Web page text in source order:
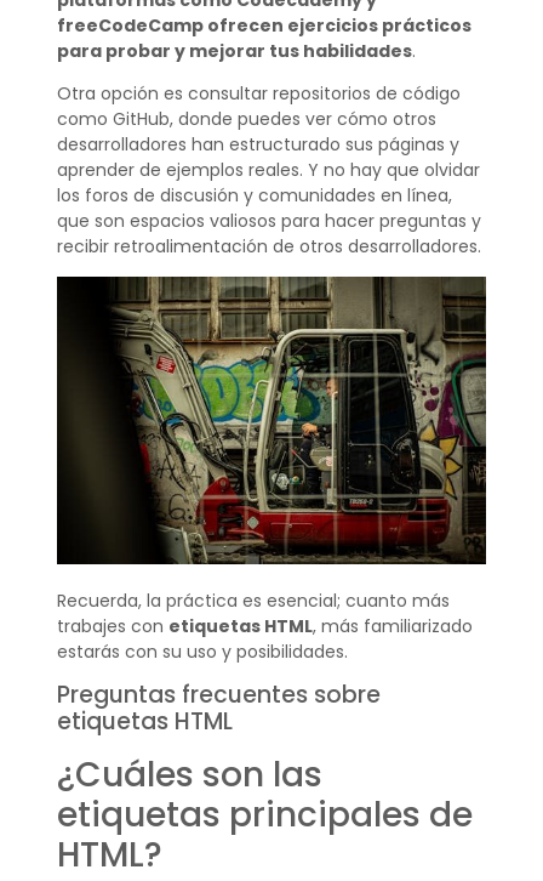
freeCodeCamp ofrecen ejercicios prácticos
para probar y mejorar tus habilidades.
Otra opción es consultar repositorios de código
como GitHub, donde puedes ver cómo otros
desarrolladores han estructurado sus páginas y
aprender de ejemplos reales. Y no hay que olvidar
los foros de discusión y comunidades en línea,
que son espacios valiosos para hacer preguntas y
recibir retroalimentación de otros desarrolladores.
Recuerda, la práctica es esencial; cuanto más
trabajes con etiquetas HTML, más familiarizado
estarás con su uso y posibilidades.
Preguntas frecuentes sobre
etiquetas HTML
¿Cuáles son las
etiquetas principales de
HTML?